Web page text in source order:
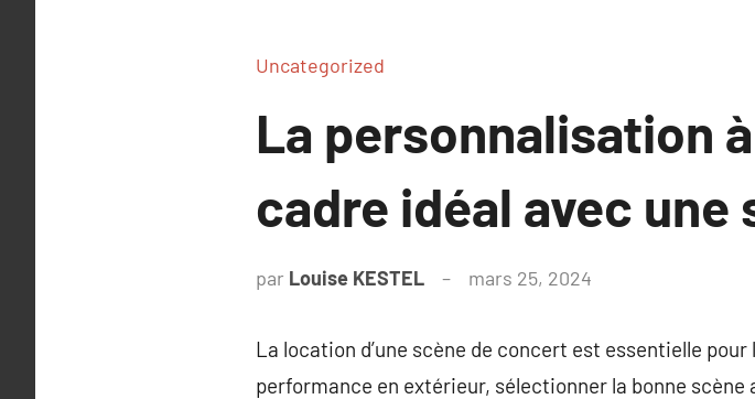
Uncategorized
La personnalisation
cadre idéal avec une
par Louise KESTEL mars 25, 2024
La location d’une scène de concert est essentielle pour
performance en extérieur, sélectionner la bonne scène